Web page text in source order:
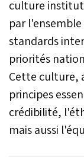
culture
par
standards
priorités
Cette culture,
principes
crédibilité,
mais aussi